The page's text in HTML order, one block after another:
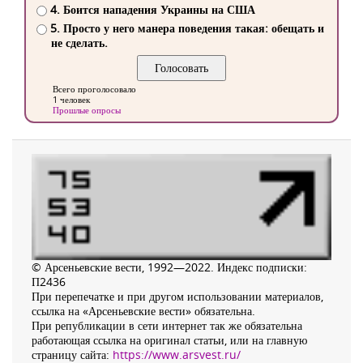
4. Боится нападения Украины на США
5. Просто у него манера поведения такая: обещать и
не сделать.
Всего проголосовало
1 человек
Прошлые опросы
© Арсеньевские вести, 1992—2022. Индекс подписки:
П2436
При перепечатке и при другом использовании материалов,
ссылка на «Арсеньевские вести» обязательна.
При републикации в сети интернет так же обязательна
работающая ссылка на оригинал статьи, или на главную
страницу сайта: https://www.arsvest.ru/